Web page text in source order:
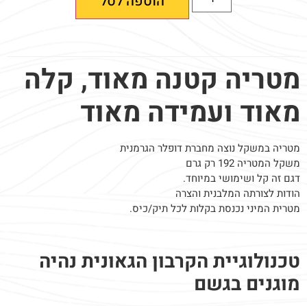
מטריה קטנה מאוד, קלה
מאוד ועמידה מאוד
מטריה במשקל נוצה מחברת דופלר הגרמנית
משקל המטריה 192 רק גרם
דגם זה קל ושימושי במיוחד.
הודות לצורתה המלבנית והצרה
מטרית המיני נכנסת בקלות לכל תיק/כיס.
טכנולוגיית הקרבון הגאונית נהיה
מוגנים בגשם